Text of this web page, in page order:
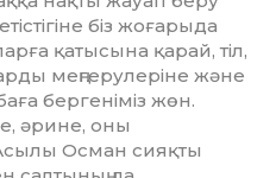
біз жоғарыда
қатысына қарай, тіл,
меңгерулеріне және
бергеніміз жөн.
әрине, оны
Асылы Осман сияқты